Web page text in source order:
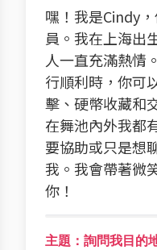
嘿！我是Cindy
員。我在上海出
人一直充滿熱情
行順利時，你可
擊、硬幣收藏和
在舞池內外我都
要協助或只是想
我。我會帶著微
你！
主題：詢問我目的